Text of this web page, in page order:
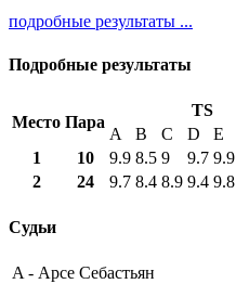
подробные результаты ...
Подробные результаты
Место Пара
TS
A
B C D E
1
10 9.9 8.5 9 9.7 9.9
2
24 9.7 8.4 8.9 9.4 9.8
Судьи
A - Арсе Себастьян